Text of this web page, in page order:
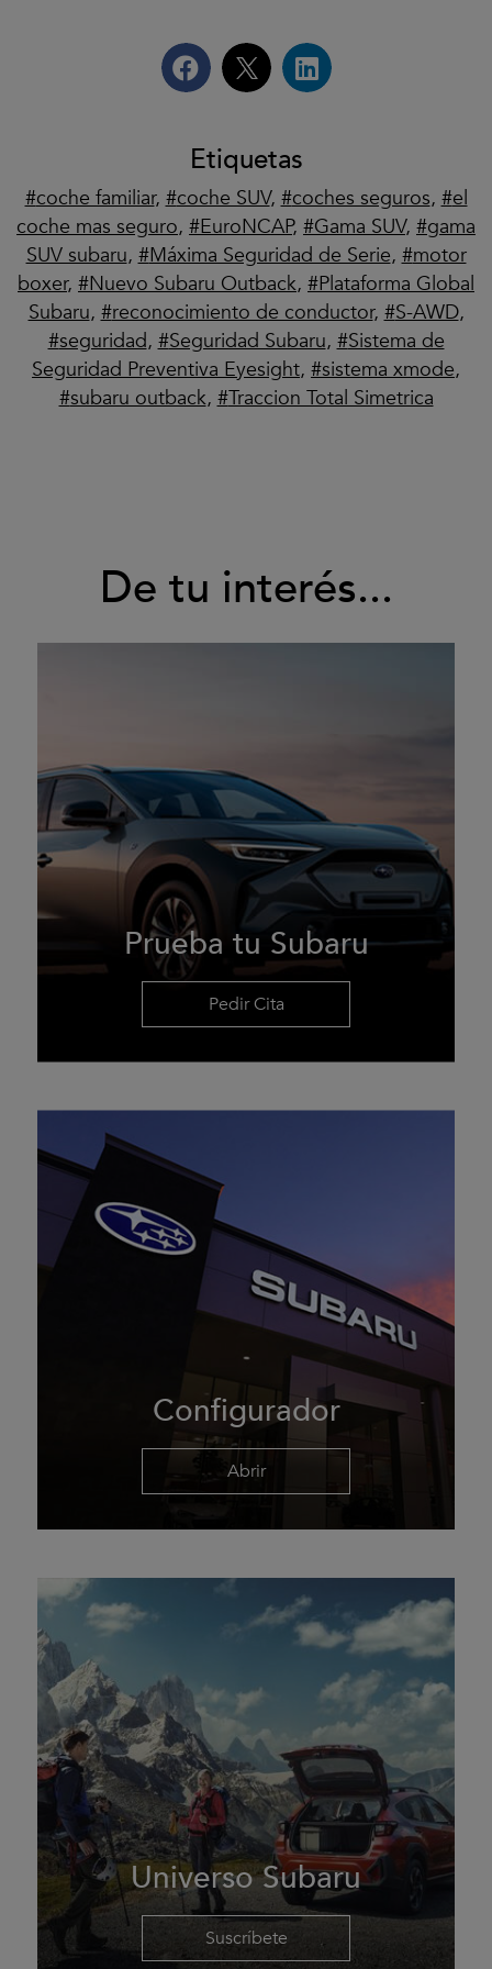
Etiquetas
coche familiar, coche SUV, coches seguros, el
coche mas seguro, EuroNCAP, Gama SUV,
gama
SUV subaru, Máxima Seguridad de Serie, motor
boxer, Nuevo Subaru Outback,
Plataforma Global
Subaru, reconocimiento de conductor, S-AWD,
seguridad, Seguridad Subaru, Sistema de
Seguridad Preventiva Eyesight, sistema xmode,
subaru outback, Traccion Total Simetrica
De tu interés...
Prueba tu Subaru
Pedir Cita
Configurador
Abrir
Universo Subaru
Suscríbete